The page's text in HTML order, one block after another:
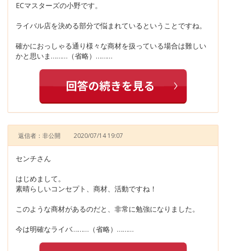
ECマスターズの小野です。
ライバル店を決める部分で悩まれているということですね。
確かにおっしゃる通り様々な商材を扱っている場合は難しい
かと思いま………（省略）………
返信者：非公開 2020/07/14 19:07
センチさん
はじめまして。
素晴らしいコンセプト、商材、活動ですね！
このような商材があるのだと、非常に勉強になりました。
今は明確なライバ………（省略）………